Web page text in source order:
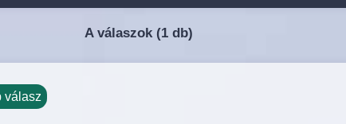
A válaszok (1 db)
válasz